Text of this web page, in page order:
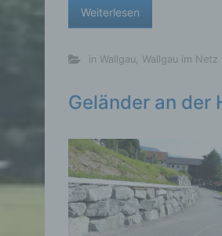
Weiterlesen
in Wallgau Wallgau im Netz
Geländer an der